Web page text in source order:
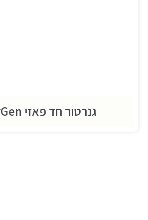
גנרטור חד פאזי EnerGen